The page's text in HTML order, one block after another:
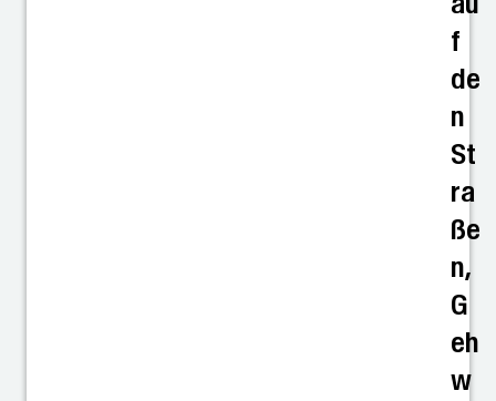
f
de
n
St
ra
ße
n,
G
eh
w